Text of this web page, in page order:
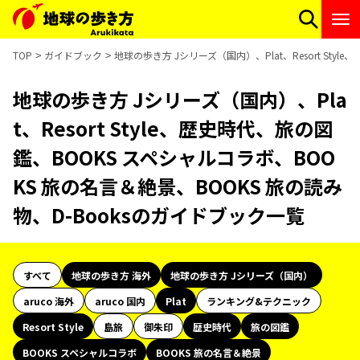
TOP ガイドブック 地球の歩き方 Jシリーズ（国内）、Plat、Resort Style
地球の歩き方 Jシリーズ（国内）、Pla
t、Resort Style、歴史時代、旅の図
鑑、BOOKS スペシャルコラボ、BOO
KS 旅の名言＆絶景、BOOKS 旅の読み
物、D-Booksのガイドブック一覧
すべて 地球の歩き方 海外
地球の歩き方 Jシリーズ（国内）
aruco 海外
aruco 国内 Plat
ランキング&テクニック
Resort Style
島旅 御朱印 歴史時代
旅の図鑑
BOOKS スペシャルコラボ
BOOKS 旅の名言＆絶景